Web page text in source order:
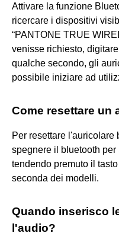
Attivare la funzione
ricercare i dispositivi
“PANTONE TRUE
venisse richiesto,
qualche secondo, gli
possibile iniziare ad
Come resettare un
Per resettare
spegnere il bluetooth
tendendo premuto il
seconda dei modelli.
Quando inserisco
l'audio?